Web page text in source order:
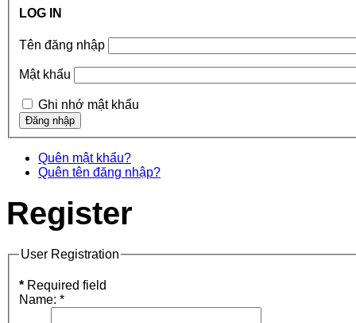
LOG IN
Tên đăng nhập
Mật khẩu
Ghi nhớ mật khẩu
Quên mật khẩu?
Quên tên đăng nhập?
Register
User Registration
* Required field
Name: *